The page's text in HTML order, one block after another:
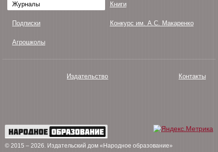
Журналы Книги
Подписки Конкурс им. А.С. Макаренко
Агрошколы
Издательство Контакты
© 2015 – 2026. Издательский дом «Народное образование»